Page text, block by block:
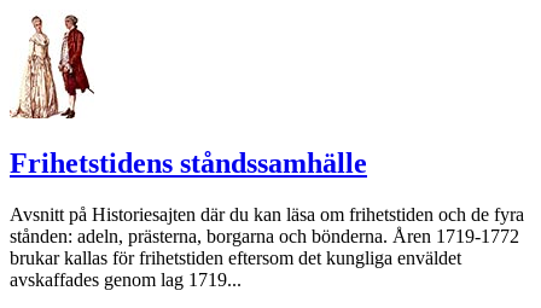
Frihetstidens ståndssamhälle
Avsnitt på Historiesajten där du kan läsa om frihetstiden och de fyra
stånden: adeln, prästerna, borgarna och bönderna. Åren 1719-1772
brukar kallas för frihetstiden eftersom det kungliga enväldet
avskaffades genom lag 1719...